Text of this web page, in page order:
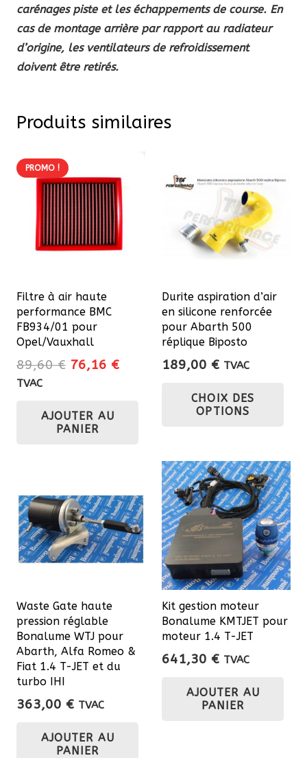
carénages piste et les échappements de course. En
cas de montage arrière par rapport au radiateur
d’origine, les ventilateurs de refroidissement
doivent être retirés.
Produits similaires
PROMO !
Filtre à air haute
performance BMC
FB934/01 pour
Opel/Vauxhall
89,60€ Le
était :
89,60 €.
76,16 €Le
TVAC
AJOUTER AU
PANIER
Durite aspiration d’air
en silicone renforcée
pour Abarth 500
réplique Biposto
189,00 € TVAC
CHOIX DES
OPTIONS
Les
sur
la
Waste Gate haute
pression réglable
Bonalume WTJ pour
Abarth, Alfa Romeo &
Fiat 1.4 T-JET et du
turbo IHI
363,00 € TVAC
AJOUTER AU
PANIER
Kit gestion moteur
Bonalume KMTJET pour
moteur 1.4 T-JET
641,30 € TVAC
AJOUTER AU
PANIER